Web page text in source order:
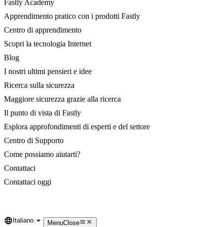
Fastly Academy
Apprendimento pratico con i prodotti Fastly
Centro di apprendimento
Scopri la tecnologia Internet
Blog
I nostri ultimi pensieri e idee
Ricerca sulla sicurezza
Maggiore sicurezza grazie alla ricerca
Il punto di vista di Fastly
Esplora approfondimenti di esperti e del settore
Centro di Supporto
Come possiamo aiutarti?
Contattaci
Contattaci oggi
Language
Italiano MenuClose